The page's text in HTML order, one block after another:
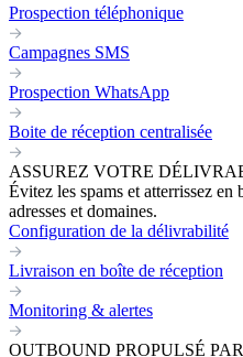
Prospection téléphonique
Campagnes SMS
Prospection WhatsApp
Boite de réception centralisée
ASSUREZ VOTRE
Évitez les spams et atterrissez
adresses et domaines.
Configuration de la délivrabilité
Livraison en boîte de réception
Monitoring & alertes
OUTBOUND PROPULSÉ